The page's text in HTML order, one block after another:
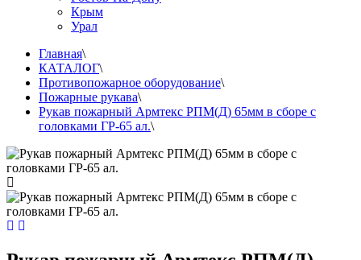
Крым
Урал
Главная\
КАТАЛОГ\
Противопожарное оборудование\
Пожарные рукава\
Рукав пожарный Армтекс РПМ(Д) 65мм в сборе с
головками ГР-65 ал.\